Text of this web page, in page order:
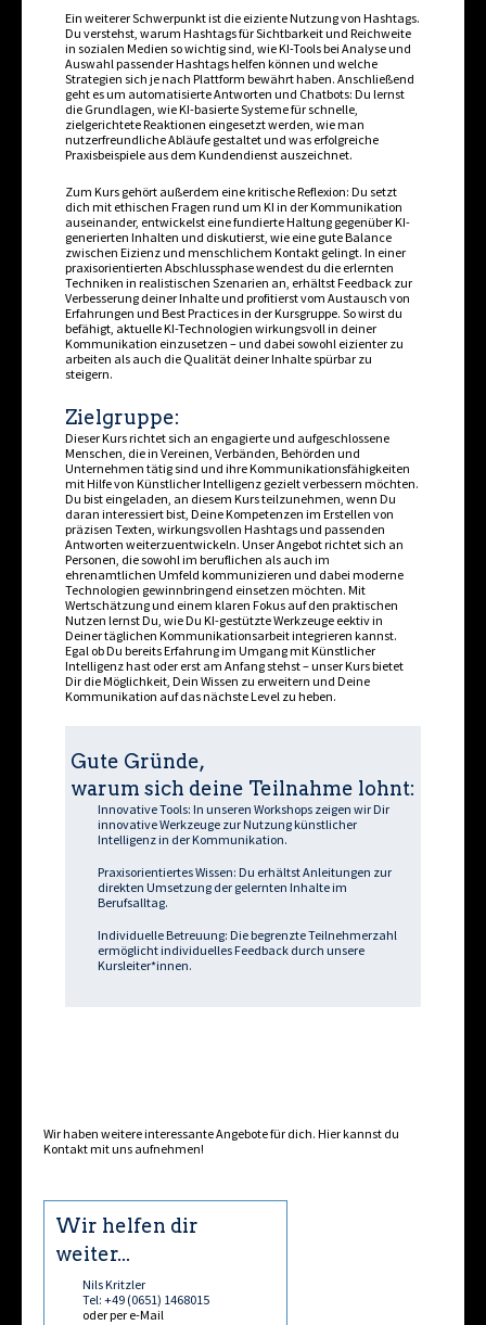
Ein weiterer Schwerpunkt ist die effiziente Nutzung von Hashtags.
Du verstehst, warum Hashtags für Sichtbarkeit und Reichweite
in sozialen Medien so wichtig sind, wie KI-Tools bei Analyse und
Auswahl passender Hashtags helfen können und welche
Strategien sich je nach Plattform bewährt haben. Anschließend
geht es um automatisierte Antworten und Chatbots: Du lernst
die Grundlagen, wie KI-basierte Systeme für schnelle,
zielgerichtete Reaktionen eingesetzt werden, wie man
nutzerfreundliche Abläufe gestaltet und was erfolgreiche
Praxisbeispiele aus dem Kundendienst auszeichnet.
Zum Kurs gehört außerdem eine kritische Reflexion: Du setzt
dich mit ethischen Fragen rund um KI in der Kommunikation
auseinander, entwickelst eine fundierte Haltung gegenüber KI-
generierten Inhalten und diskutierst, wie eine gute Balance
zwischen Effizienz und menschlichem Kontakt gelingt. In einer
praxisorientierten Abschlussphase wendest du die erlernten
Techniken in realistischen Szenarien an, erhältst Feedback zur
Verbesserung deiner Inhalte und profitierst vom Austausch von
Erfahrungen und Best Practices in der Kursgruppe. So wirst du
befähigt, aktuelle KI-Technologien wirkungsvoll in deiner
Kommunikation einzusetzen – und dabei sowohl effizienter zu
arbeiten als auch die Qualität deiner Inhalte spürbar zu
steigern.
Zielgruppe:
Dieser Kurs richtet sich an engagierte und aufgeschlossene
Menschen, die in Vereinen, Verbänden, Behörden und
Unternehmen tätig sind und ihre Kommunikationsfähigkeiten
mit Hilfe von Künstlicher Intelligenz gezielt verbessern möchten.
Du bist eingeladen, an diesem Kurs teilzunehmen, wenn Du
daran interessiert bist, Deine Kompetenzen im Erstellen von
präzisen Texten, wirkungsvollen Hashtags und passenden
Antworten weiterzuentwickeln. Unser Angebot richtet sich an
Personen, die sowohl im beruflichen als auch im
ehrenamtlichen Umfeld kommunizieren und dabei moderne
Technologien gewinnbringend einsetzen möchten. Mit
Wertschätzung und einem klaren Fokus auf den praktischen
Nutzen lernst Du, wie Du KI-gestützte Werkzeuge effektiv in
Deiner täglichen Kommunikationsarbeit integrieren kannst.
Egal ob Du bereits Erfahrung im Umgang mit Künstlicher
Intelligenz hast oder erst am Anfang stehst – unser Kurs bietet
Dir die Möglichkeit, Dein Wissen zu erweitern und Deine
Kommunikation auf das nächste Level zu heben.
Gute Gründe,
warum sich deine Teilnahme lohnt:
Innovative Tools: In unseren Workshops zeigen wir Dir
innovative Werkzeuge zur Nutzung künstlicher
Intelligenz in der Kommunikation.
Praxisorientiertes Wissen: Du erhältst Anleitungen zur
direkten Umsetzung der gelernten Inhalte im
Berufsalltag.
Individuelle Betreuung: Die begrenzte Teilnehmerzahl
ermöglicht individuelles Feedback durch unsere
Kursleiter*innen.
Wir haben weitere interessante Angebote für dich. Hier kannst du
Kontaktmit uns aufnehmen!
Wir helfen dir
weiter...
Nils Kritzler
Tel: +49 (0651) 1468015
oder per e-Mail